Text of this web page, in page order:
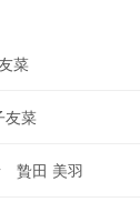
菜
友菜
贄田 美羽